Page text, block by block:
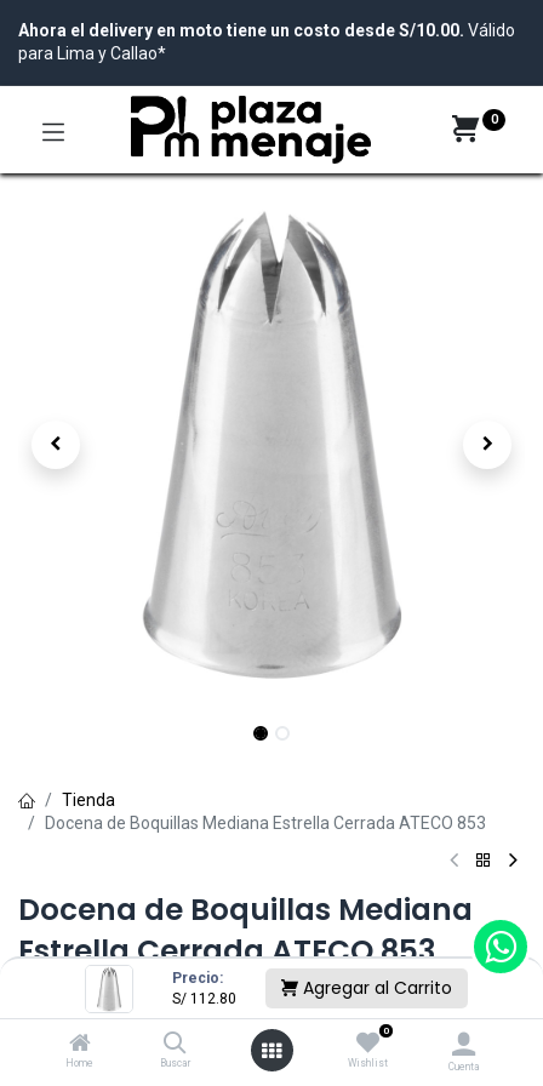
Precio:
S/ 112.80 Agregar al Carrito
Home Buscar
0
Wishlist Cuenta
Ahora el delivery en moto tiene un costo desde S/10.00. Válido
para Lima y Callao*
0
Tienda
Docena de Boquillas Mediana Estrella Cerrada ATECO 853
Docena de Boquillas Mediana
Estrella Cerrada ATECO 853
(0 reseña)
112.80